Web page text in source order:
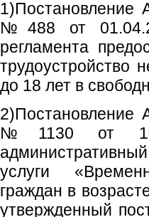
1)Постановление
№488 от
регламента
трудоустройство
до 18 лет в
2)Постановление
№1130 от
услуги
граждан в
утвержденный